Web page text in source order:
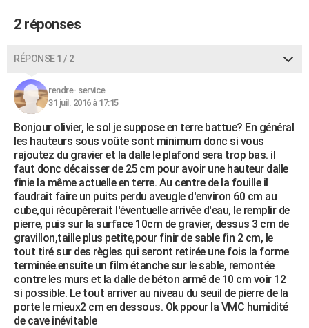
Dictionnaire
Biographies
Citations
Expressions
Proverbes
PROGRAMME TV
COPAINS D'AVANT
S'inscrire
Se connecter
Lycées
Collèges
Primaires
Universités
Entreprises
Service militaire
Avis de recherche
AVIS DE DÉCÈS
Bricolage
Lifestyle
Culture
Sport
Auto
Television
Voyage
Cinema
2 réponses
RÉPONSE 1 / 2
rendre- service
31 juil. 2016 à 17:15
Bonjour olivier, le sol je suppose en terre battue? En général
les hauteurs sous voûte sont minimum donc si vous
rajoutez du gravier et la dalle le plafond sera trop bas. il
faut donc décaisser de 25 cm pour avoir une hauteur dalle
finie la même actuelle en terre. Au centre de la fouille il
faudrait faire un puits perdu aveugle d'environ 60 cm au
cube,qui récupèrerait l'éventuelle arrivée d'eau, le remplir de
pierre, puis sur la surface 10cm de gravier, dessus 3 cm de
gravillon,taille plus petite,pour finir de sable fin 2 cm, le
tout tiré sur des règles qui seront retirée une fois la forme
terminée.ensuite un film étanche sur le sable, remontée
contre les murs et la dalle de béton armé de 10 cm voir 12
si possible. Le tout arriver au niveau du seuil de pierre de la
porte le mieux2 cm en dessous. Ok ppour la VMC humidité
de cave inévitable